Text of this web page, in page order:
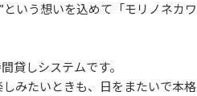
いう想いを込めて「モリノネカワ
貸しシステムです。
みたいときも、日をまたいで本格